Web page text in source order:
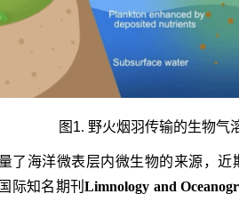
图 1. 野火烟羽传输的生物气
了海洋微表层内微生物的来源，近
际知名期刊Limnology and